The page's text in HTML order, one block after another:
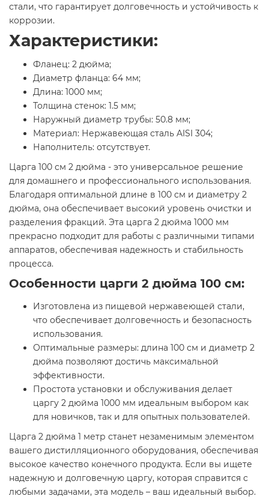
стали, что гарантирует долговечность и устойчивость к
коррозии.
Характеристики:
Фланец: 2 дюйма;
Диаметр фланца: 64 мм;
Длина: 1000 мм;
Толщина стенок: 1.5 мм;
Наружный диаметр трубы: 50.8 мм;
Материал: Нержавеющая сталь AISI 304;
Наполнитель: отсутствует.
Царга 100 см 2 дюйма - это универсальное решение
для домашнего и профессионального использования.
Благодаря оптимальной длине в 100 см и диаметру 2
дюйма, она обеспечивает высокий уровень очистки и
разделения фракций. Эта царга 2 дюйма 1000 мм
прекрасно подходит для работы с различными типами
аппаратов, обеспечивая надежность и стабильность
процесса.
Особенности царги 2 дюйма 100 см:
Изготовлена из пищевой нержавеющей стали,
что обеспечивает долговечность и безопасность
использования.
Оптимальные размеры: длина 100 см и диаметр 2
дюйма позволяют достичь максимальной
эффективности.
Простота установки и обслуживания делает
царгу 2 дюйма 1000 мм идеальным выбором как
для новичков, так и для опытных пользователей.
Царга 2 дюйма 1 метр станет незаменимым элементом
вашего дистилляционного оборудования, обеспечивая
высокое качество конечного продукта. Если вы ищете
надежную и долговечную царгу, которая справится с
любыми задачами, эта модель – ваш идеальный выбор.